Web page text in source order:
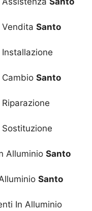
Santo
Santo
Alluminio Santo
Santo
In Alluminio